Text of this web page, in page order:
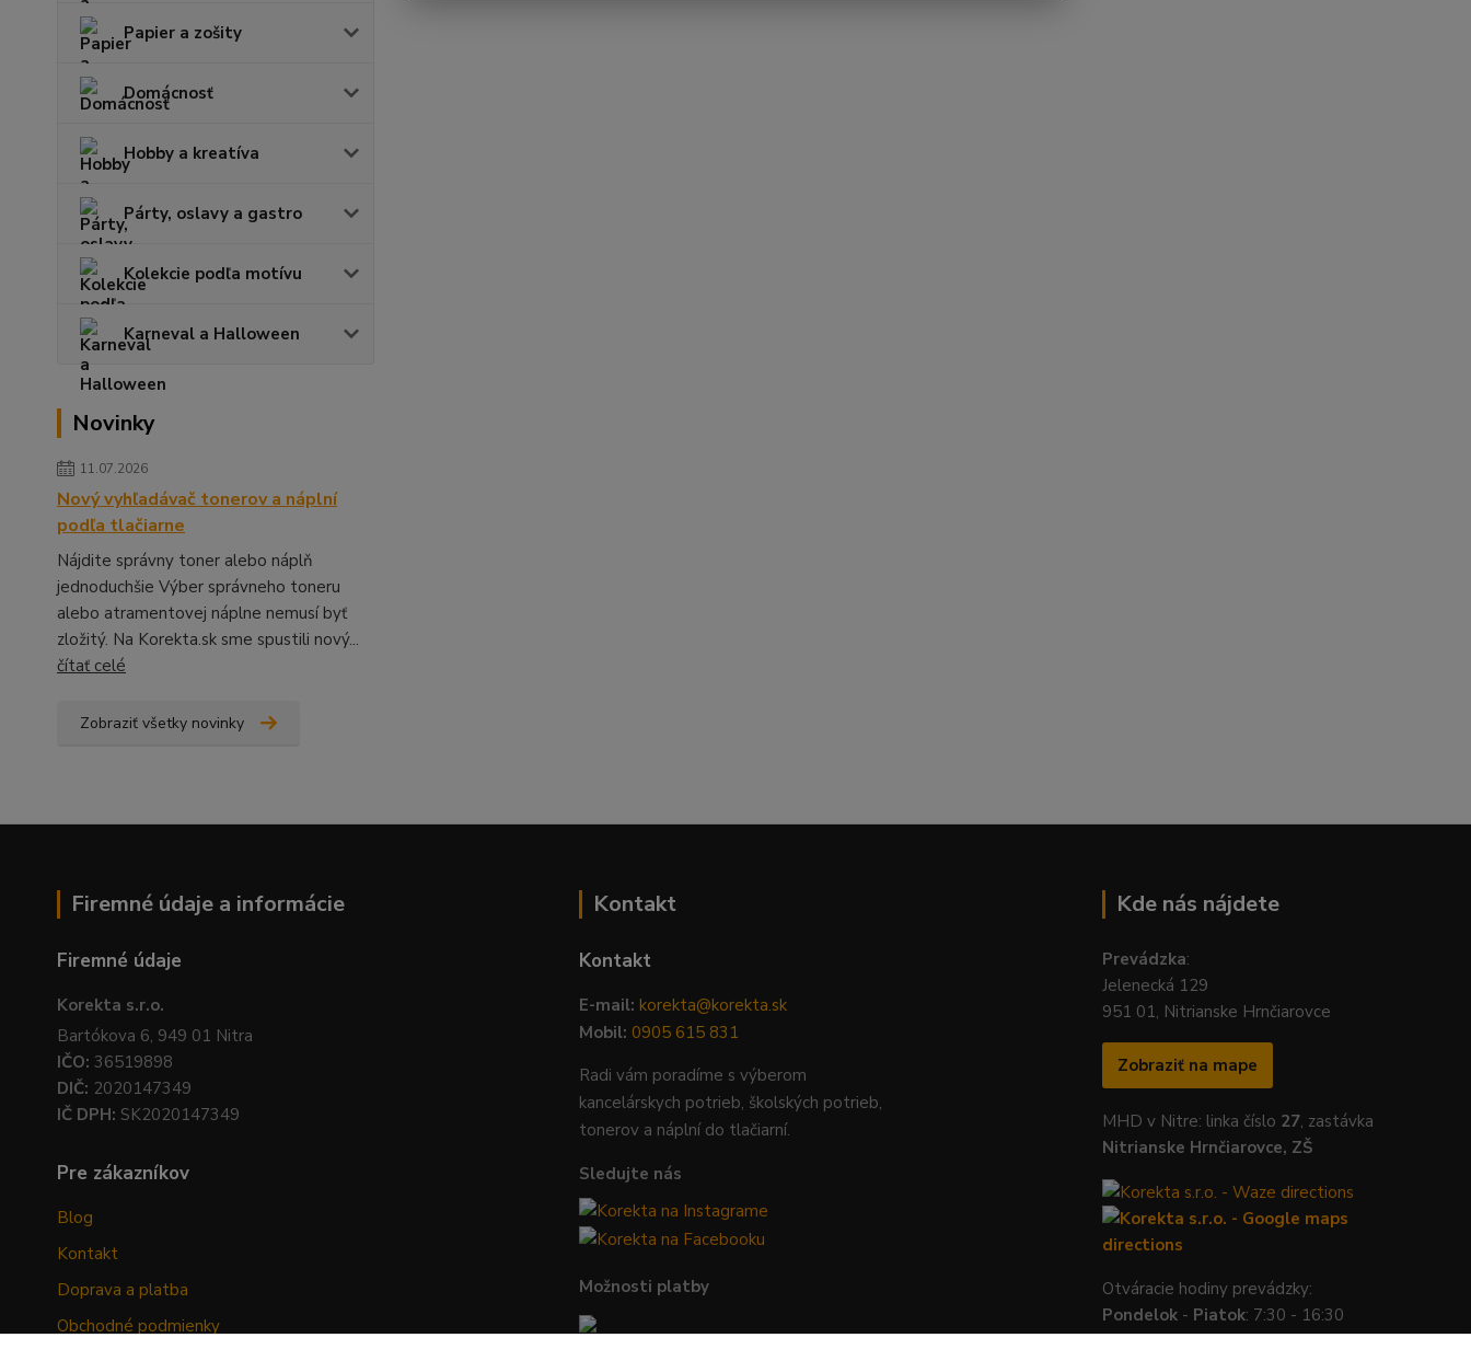
Papier a zošity
Domácnosť
Hobby a kreatíva
Párty, oslavy a gastro
Kolekcie podľa motívu
Karneval a Halloween
Novinky
11.07.2026
Nový vyhľadávač tonerov a náplní
podľa tlačiarne
Nájdite správny toner alebo náplň
jednoduchšie Výber správneho toneru
alebo atramentovej náplne nemusí byť
zložitý. Na Korekta.sk sme spustili nový...
čítať celé
Zobraziť všetky novinky
Firemné údaje a informácie
Firemné údaje
Korekta s.r.o.
Bartókova 6, 949 01 Nitra
IČO: 36519898
DIČ: 2020147349
IČ DPH: SK2020147349
Pre zákazníkov
Blog
Kontakt
Doprava a platba
Obchodné podmienky
Kontakt
Kontakt
E-mail: korekta@korekta.sk
Mobil: 0905 615 831
Radi vám poradíme s výberom
kancelárskych potrieb, školských potrieb,
tonerov a náplní do tlačiarní.
Sledujte nás
Možnosti platby
Kde nás nájdete
Prevádzka:
Jelenecká 129
951 01, Nitrianske Hrnčiarovce
Zobraziť na mape
MHD v Nitre: linka číslo 27, zastávka
Nitrianske Hrnčiarovce, ZŠ
Otváracie hodiny prevádzky:
Pondelok - Piatok: 7:30 - 16:30